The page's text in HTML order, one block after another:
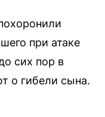
при атаке
сих пор в
о гибели сына.